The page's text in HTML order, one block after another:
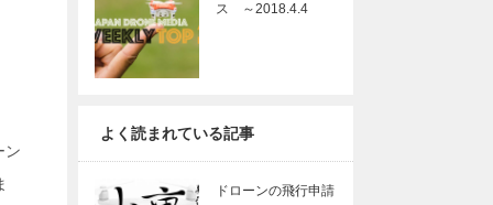
ン
ス ～2018.4.4
よく読まれている記事
ドローンの飛行申請